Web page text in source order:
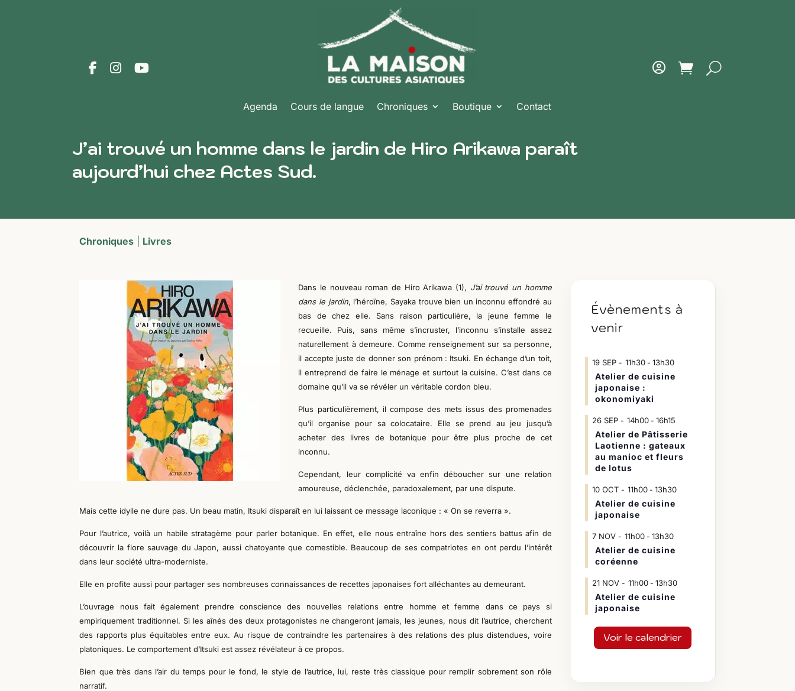
Agenda Cours de langue Chroniques Boutique Contact
J’ai trouvé un homme dans le jardin de Hiro Arikawa paraît
aujourd’hui chez Actes Sud.
Chroniques Livres
Dans le nouveau roman de Hiro Arikawa (1), J’ai trouvé un homme
dans le jardin, l’héroïne, Sayaka trouve bien un inconnu effondré au
bas de chez elle. Sans raison particulière, la jeune femme le
recueille. Puis, sans même s’incruster, l’inconnu s’installe assez
naturellement à demeure. Comme renseignement sur sa personne,
il accepte juste de donner son prénom : Itsuki. En échange d’un toit,
il entreprend de faire le ménage et surtout la cuisine. C’est dans ce
domaine qu’il va se révéler un véritable cordon bleu.
Plus particulièrement, il compose des mets issus des promenades
qu’il organise pour sa colocataire. Elle se prend au jeu jusqu’à
acheter des livres de botanique pour être plus proche de cet
inconnu.
Cependant, leur complicité va enfin déboucher sur une relation
amoureuse, déclenchée, paradoxalement, par une dispute.
Mais cette idylle ne dure pas. Un beau matin, Itsuki disparaît en lui laissant ce message laconique : « On se reverra ».
Pour l’autrice, voilà un habile stratagème pour parler botanique. En effet, elle nous entraîne hors des sentiers battus afin de
découvrir la flore sauvage du Japon, aussi chatoyante que comestible. Beaucoup de ses compatriotes en ont perdu l’intérêt
dans leur société ultra-moderniste.
Elle en profite aussi pour partager ses nombreuses connaissances de recettes japonaises fort alléchantes au demeurant.
L’ouvrage nous fait également prendre conscience des nouvelles relations entre homme et femme dans ce pays si
empiriquement traditionnel. Si les aînés des deux protagonistes ne changeront jamais, les jeunes, nous dit l’autrice, cherchent
des rapports plus équitables entre eux. Au risque de contraindre les partenaires à des relations des plus distendues, voire
platoniques. Le comportement d’Itsuki est assez révélateur à ce propos.
Bien que très dans l’air du temps pour le fond, le style de l’autrice, lui, reste très classique pour remplir sobrement son rôle
narratif.
Évènements à
venir
19 SEP 11h30- 13h30
Atelier de cuisine
japonaise :
okonomiyaki
26 SEP 14h00- 16h15
Atelier de Pâtisserie
Laotienne : gateaux
au manioc et fleurs
de lotus
10 OCT 11h00- 13h30
Atelier de cuisine
japonaise
7 NOV 11h00- 13h30
Atelier de cuisine
coréenne
21 NOV 11h00- 13h30
Atelier de cuisine
japonaise
Voir le calendrier